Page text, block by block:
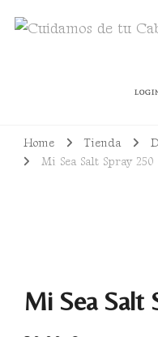
Cuidamos de tu Cabello
Todo lo que necesitas para lucir
sostenibles
Home Tienda
Mi Sea Salt Spray
Mi Sea Salt